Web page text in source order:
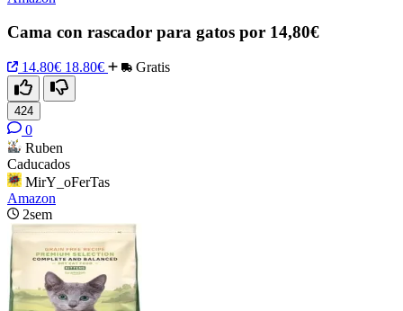
Cama con rascador para gatos por 14,80€
14.80€ 18.80€ Gratis
424
0
Ruben
Caducados
MirY_oFerTas
Amazon
2sem